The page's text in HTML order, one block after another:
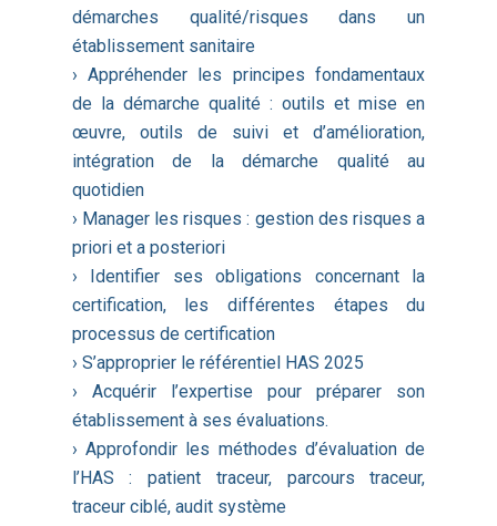
démarches qualité/risques dans un
établissement sanitaire
› Appréhender les principes fondamentaux
de la démarche qualité : outils et mise en
œuvre, outils de suivi et d’amélioration,
intégration de la démarche qualité au
quotidien
› Manager les risques : gestion des risques a
priori et a posteriori
› Identifier ses obligations concernant la
certification, les différentes étapes du
processus de certification
› S’approprier le référentiel HAS 2025
› Acquérir l’expertise pour préparer son
établissement à ses évaluations.
› Approfondir les méthodes d’évaluation de
l’HAS : patient traceur, parcours traceur,
traceur ciblé, audit système